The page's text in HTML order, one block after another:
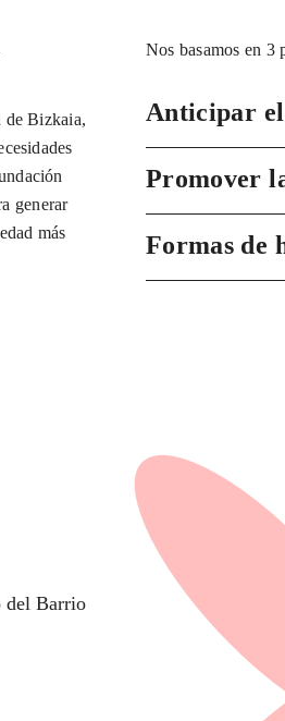
de Bizkaia,
generar
más
Nos basamos en 3
Anticipar
Promover
Formas de
del Barrio